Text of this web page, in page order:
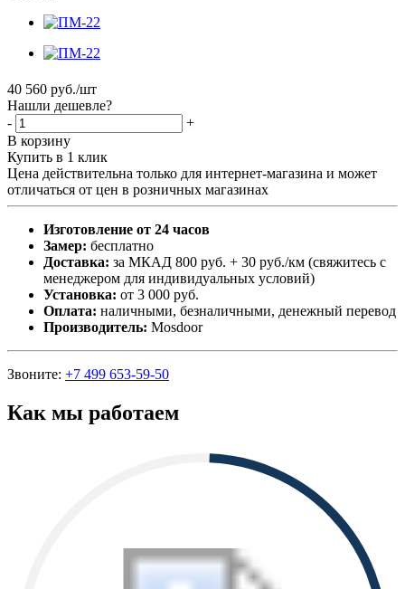
40 560 руб./шт
Нашли дешевле?
-
+
В корзину
Купить в 1 клик
Цена действительна только для интернет-магазина и может
отличаться от цен в розничных магазинах
Изготовление от 24 часов
Замер: бесплатно
Доставка: за МКАД 800 руб. + 30 руб./км (свяжитесь с
менеджером для индивидуальных условий)
Установка: от 3 000 руб.
Оплата: наличными, безналичными, денежный перевод
Производитель: Mosdoor
Звоните: +7 499 653-59-50
Как мы работаем